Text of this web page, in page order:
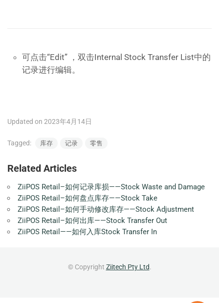
可点击“Edit” ，双击Internal Stock Transfer List中的
记录进行编辑。
Updated on 2023年4月14日
Tagged: 库存 记录 零售
Related Articles
ZiiPOS Retail–如何记录库损——Stock Waste and Damage
ZiiPOS Retail–如何盘点库存——Stock Take
ZiiPOS Retail–如何手动修改库存——Stock Adjustment
ZiiPOS Retail–如何出库——Stock Transfer Out
ZiiPOS Retail——如何入库Stock Transfer In
© Copyright Ziitech Pty Ltd.